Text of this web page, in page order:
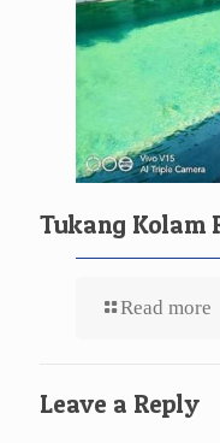
Tukang Kolam
Read more
Leave a Reply